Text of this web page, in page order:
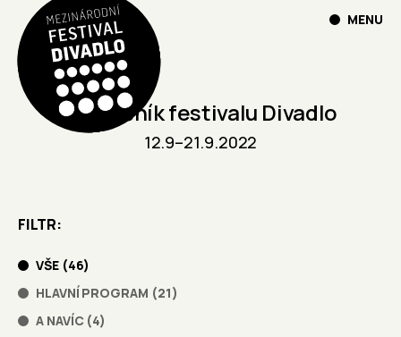
MENU
30. ročník festivalu Divadlo
12.9–21.9.2022
FILTR
VŠE(46)
HLAVNÍ PROGRAM (21)
A NAVÍC(4)